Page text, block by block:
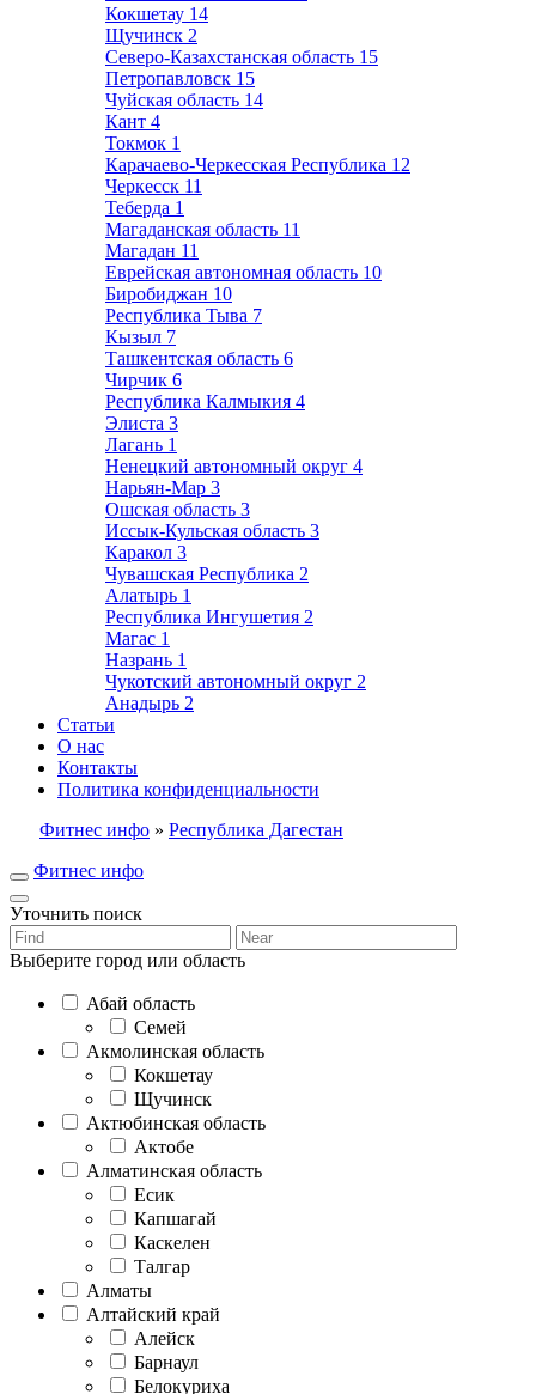
Кокшетау 14
Щучинск 2
Северо-Казахстанская область 15
Петропавловск 15
Чуйская область 14
Кант 4
Токмок 1
Карачаево-Черкесская Республика 12
Черкесск 11
Теберда 1
Магаданская область 11
Магадан 11
Еврейская автономная область 10
Биробиджан 10
Республика Тыва 7
Кызыл 7
Ташкентская область 6
Чирчик 6
Республика Калмыкия 4
Элиста 3
Лагань 1
Ненецкий автономный округ 4
Нарьян-Мар 3
Ошская область 3
Иссык-Кульская область 3
Каракол 3
Чувашская Республика 2
Алатырь 1
Республика Ингушетия 2
Магас 1
Назрань 1
Чукотский автономный округ 2
Анадырь 2
Статьи
О нас
Контакты
Политика конфиденциальности
Фитнес инфо » Республика Дагестан
Фитнес инфо
Уточнить поиск
Выберите город или область
Абай область
Семей
Акмолинская область
Кокшетау
Щучинск
Актюбинская область
Актобе
Алматинская область
Есик
Капшагай
Каскелен
Талгар
Алматы
Алтайский край
Алейск
Барнаул
Белокуриха